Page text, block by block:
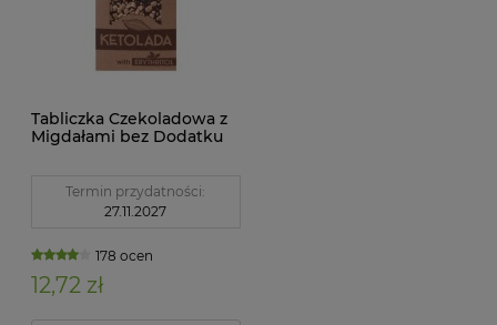
Tabliczka Czekoladowa z
Migdałami bez Dodatku
Termin przydatności:
27.11.2027
178 ocen
12,72 zł